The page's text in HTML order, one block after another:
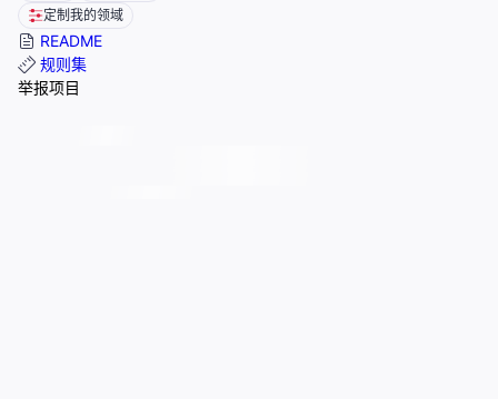
定制我的领域
README
规则集
举报项目